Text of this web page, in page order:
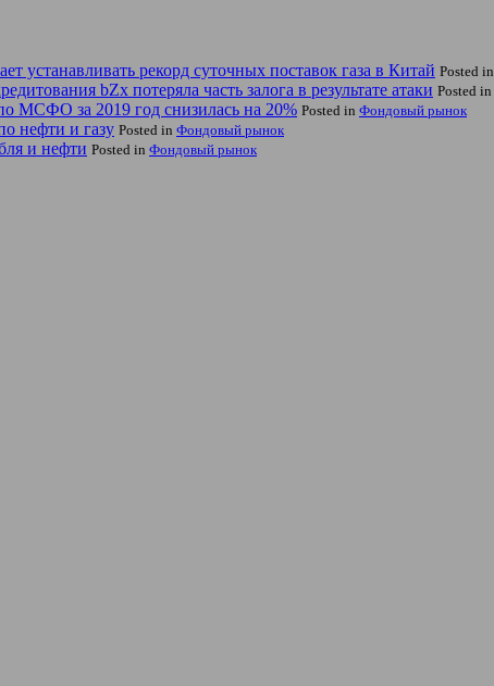
устанавливать рекорд суточных поставок газа в Китай Posted in
bZx потеряла часть залога в результате атаки Posted in
МСФО за 2019 год снизилась на 20% Posted in Фондовый рынок
нефти и газу Posted in Фондовый рынок
и нефти Posted in Фондовый рынок